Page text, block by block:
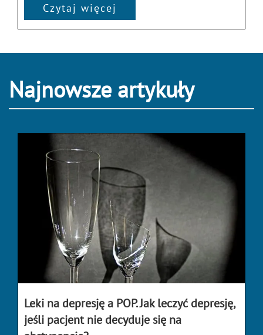
Czytaj więcej
Najnowsze artykuły
Leki na depresję a POP. Jak leczyć depresję,
jeśli pacjent nie decyduje się na